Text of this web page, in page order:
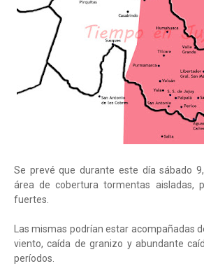
Se prevé que durante este día sábado
área de cobertura tormentas aisladas,
fuertes.
Las mismas podrían estar acompañadas
viento, caída de granizo y abundante
períodos.